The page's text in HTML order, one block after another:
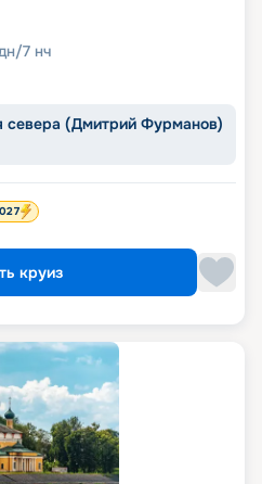
/7 нч
севера (Дмитрий Фурманов)
круиз